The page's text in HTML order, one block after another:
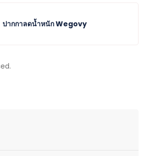
ปากกาลดน้ำหนัก Wegovy